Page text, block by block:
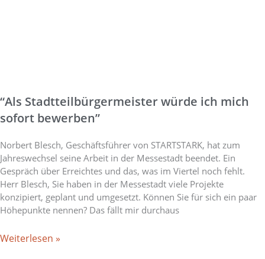
“Als Stadtteilbürgermeister würde ich mich
sofort bewerben”
Norbert Blesch, Geschäftsführer von STARTSTARK, hat zum
Jahreswechsel seine Arbeit in der Messestadt beendet. Ein
Gespräch über Erreichtes und das, was im Viertel noch fehlt.
Herr Blesch, Sie haben in der Messestadt viele Projekte
konzipiert, geplant und umgesetzt. Können Sie für sich ein paar
Höhepunkte nennen? Das fällt mir durchaus
Weiterlesen »